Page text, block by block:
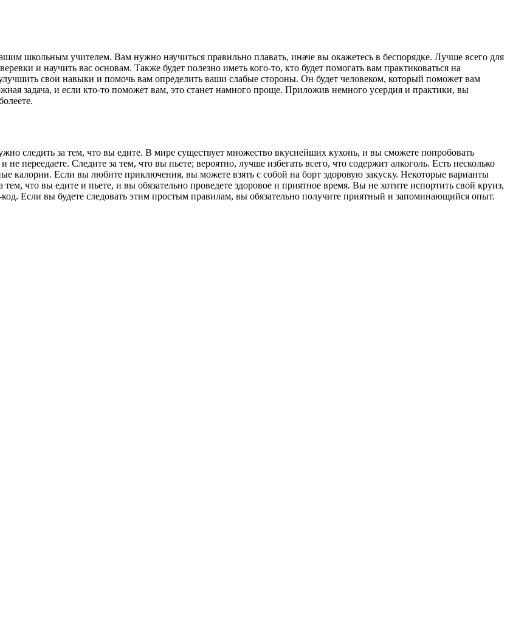
школьным учителем. Вам нужно научиться правильно плавать, иначе вы окажетесь в беспорядке. Лучше всего для
и научить вас основам. Также будет полезно иметь кого-то, кто будет помогать вам практиковаться на
свои навыки и помочь вам определить ваши слабые стороны. Он будет человеком, который поможет вам
задача, и если кто-то поможет вам, это станет намного проще. Приложив немного усердия и практики, вы
следить за тем, что вы едите. В мире существует множество вкуснейших кухонь, и вы сможете попробовать
переедаете. Следите за тем, что вы пьете; вероятно, лучше избегать всего, что содержит алкоголь. Есть несколько
калории. Если вы любите приключения, вы можете взять с собой на борт здоровую закуску. Некоторые варианты
что вы едите и пьете, и вы обязательно проведете здоровое и приятное время. Вы не хотите испортить свой круиз,
Если вы будете следовать этим простым правилам, вы обязательно получите приятный и запоминающийся опыт.